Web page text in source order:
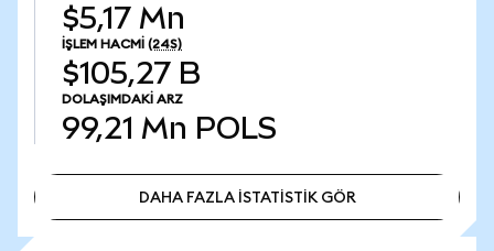
$5,17 Mn
İŞLEM HACMI (24S)
$105,27 B
DOLAŞIMDAKI ARZ
99,21 Mn POLS
DAHA FAZLA İSTATİSTİK GÖR